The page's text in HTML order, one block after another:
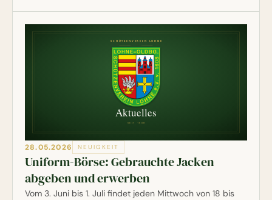
einmal im Monat bequem per Newsletter ins Postfach.
28.05.2026 NEUIGKEIT
Uniform-Börse: Gebrauchte Jacken
abgeben und erwerben
Vom 3. Juni bis 1. Juli findet jeden Mittwoch von 18 bis